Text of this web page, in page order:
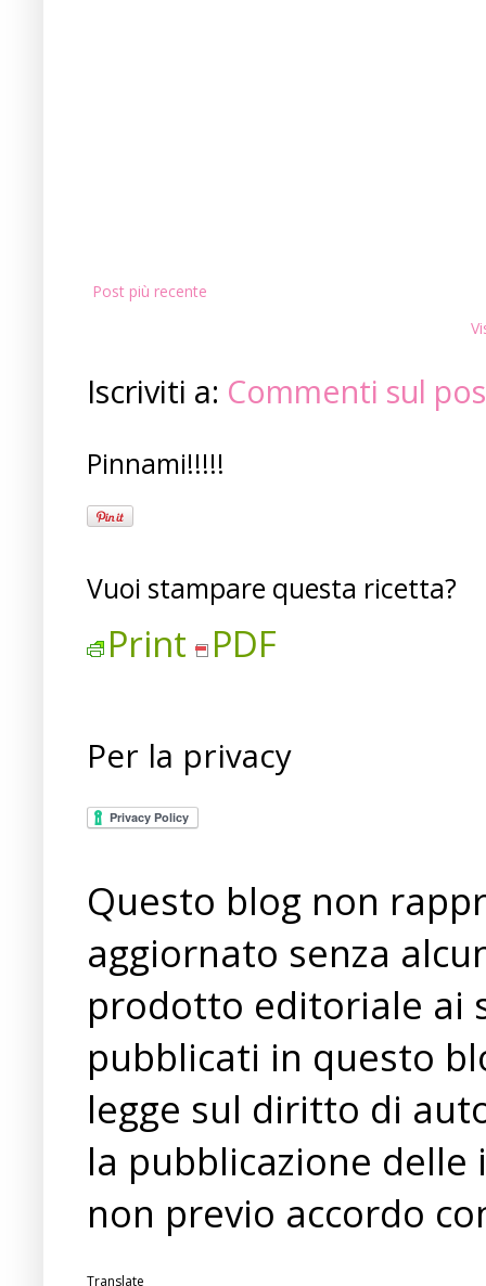
Post più recente
Iscriviti a: Commenti sul
Pinnami!!!!!
Vuoi stampare questa ricetta?
Print PDF
Per la privacy
Questo blog non
aggiornato senza
prodotto editoriale ai
pubblicati in questo
legge sul diritto di
la pubblicazione
non previo accordo
Translate